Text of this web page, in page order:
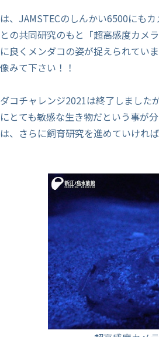
、JAMSTECのしんかい6500にも
の共同研究のもと「超高感度カメ
良くメンダコの姿が捉えられていま
みて下さい！！
コチャレンジ2021は終了しました
とても敏感な生き物だという事が分
、さらに飼育研究を進めていければ